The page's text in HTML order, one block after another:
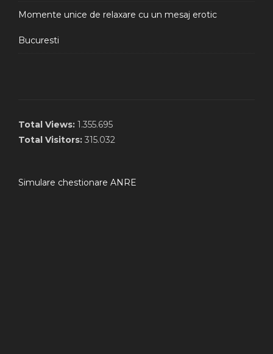
Momente unice de relaxare cu un mesaj erotic
Bucuresti
Total Views: 1.355.695
Total Visitors: 315.032
Simulare chestionare ANRE